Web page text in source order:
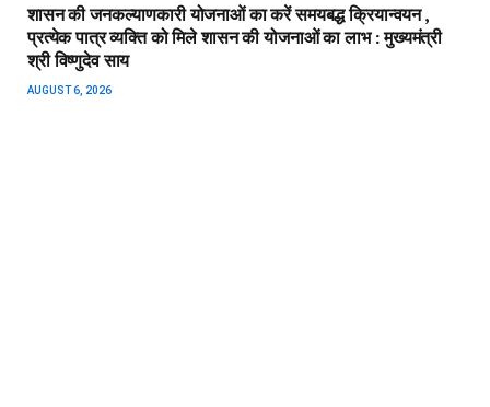
शासन की जनकल्याणकारी योजनाओं का करें समयबद्ध क्रियान्वयन ,
प्रत्येक पात्र व्यक्ति को मिले शासन की योजनाओं का लाभ : मुख्यमंत्री
श्री विष्णुदेव साय
AUGUST 6, 2026